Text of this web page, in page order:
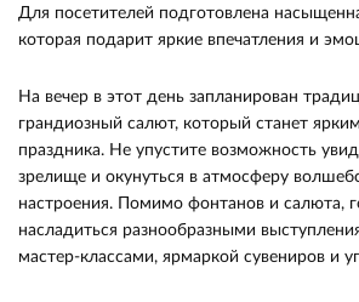
Для посетителей подготовлена
которая подарит яркие впечатления и
На вечер в этот день запланирован
грандиозный салют, который станет
праздника. Не упустите возможность
зрелище и окунуться в атмосферу
настроения. Помимо фонтанов и салюта,
насладиться разнообразными
мастер-классами, ярмаркой сувениров и